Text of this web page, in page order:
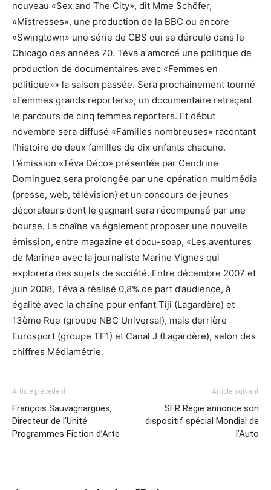
nouveau «Sex and The City», dit Mme Schöfer,
«Mistresses», une production de la BBC ou encore
«Swingtown» une série de CBS qui se déroule dans le
Chicago des années 70. Téva a amorcé une politique de
production de documentaires avec «Femmes en
politique»» la saison passée. Sera prochainement tourné
«Femmes grands reporters», un documentaire retraçant
le parcours de cinq femmes reporters. Et début
novembre sera diffusé «Familles nombreuses» racontant
l’histoire de deux familles de dix enfants chacune.
L’émission «Téva Déco» présentée par Cendrine
Dominguez sera prolongée par une opération multimédia
(presse, web, télévision) et un concours de jeunes
décorateurs dont le gagnant sera récompensé par une
bourse. La chaîne va également proposer une nouvelle
émission, entre magazine et docu-soap, «Les aventures
de Marine» avec la journaliste Marine Vignes qui
explorera des sujets de société. Entre décembre 2007 et
juin 2008, Téva a réalisé 0,8% de part d’audience, à
égalité avec la chaîne pour enfant Tiji (Lagardère) et
13ème Rue (groupe NBC Universal), mais derrière
Eurosport (groupe TF1) et Canal J (Lagardère), selon des
chiffres Médiamétrie.
Article précédent
François Sauvagnargues,
Directeur de l’Unité
Programmes Fiction d’Arte
Article suivant
SFR Régie annonce son
dispositif spécial Mondial de
l’Auto